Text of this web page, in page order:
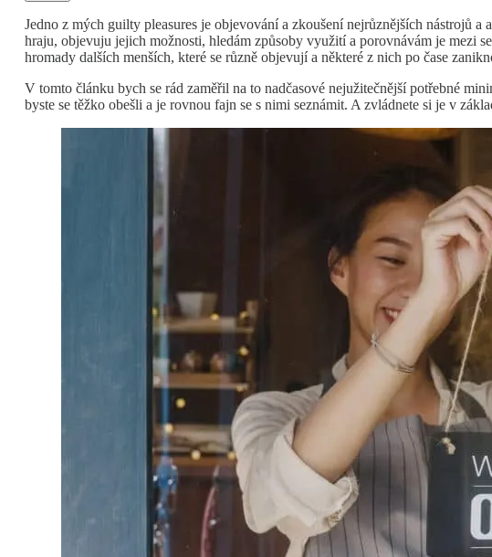
Jedno z mých guilty pleasures je objevování a zkoušení nejrůznějších nástrojů
hraju, objevuju jejich možnosti, hledám způsoby využití a porovnávám je mezi
hromady dalších menších, které se různě objevují a některé z nich po čase
V tomto článku bych se rád zaměřil na to nadčasové nejužitečnější potřebné
byste se těžko obešli a je rovnou fajn se s nimi seznámit. A zvládnete si je v